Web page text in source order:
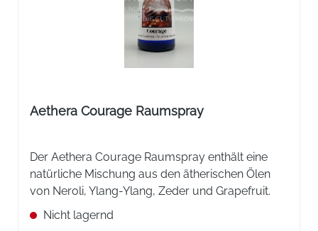
Aethera Courage Raumspray
Der Aethera Courage Raumspray enthält eine
natürliche Mischung aus den ätherischen Ölen
von Neroli, Ylang-Ylang, Zeder und Grapefruit.
Nicht lagernd